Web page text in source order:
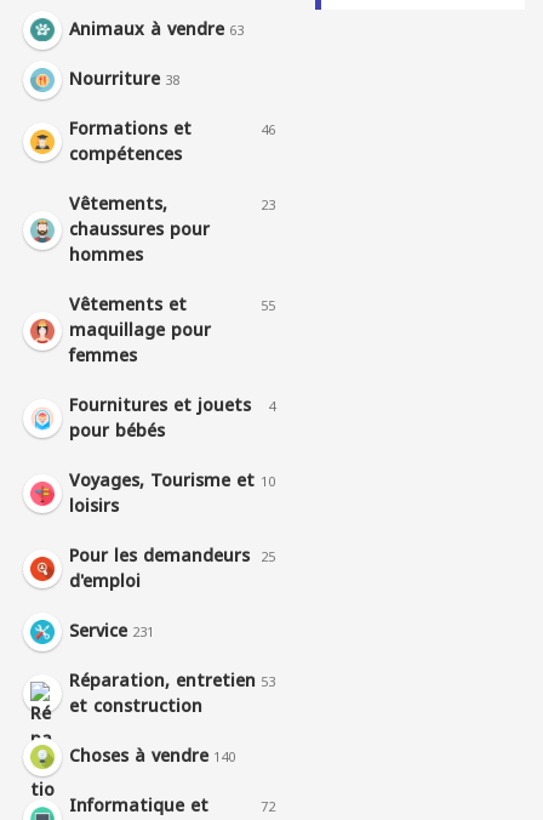
Animaux à vendre 63
Nourriture 38
Formations et
compétences
46
Vêtements,
chaussures pour
hommes
23
Vêtements et
maquillage pour
femmes
55
Fournitures et jouets
pour bébés
4
Voyages, Tourisme et
loisirs
10
Pour les demandeurs
d'emploi
25
Service 231
Réparation, entretien
et construction
53
Choses à vendre 140
Informatique et 72